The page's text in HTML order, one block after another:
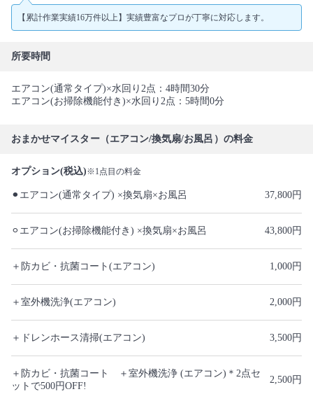
【累計作業実績16万件以上】実績豊富なプロが丁寧に対応します。
所要時間
エアコン(通常タイプ)×水回り2点：4時間30分
エアコン(お掃除機能付き)×水回り2点：5時間0分
おまかせマイスター（エアコン/換気扇/お風呂）の料金
オプション(税込)※1点目の料金
⚫︎エアコン(通常タイプ) ×換気扇×お風呂 37,800円
⚪︎エアコン(お掃除機能付き) ×換気扇×お風呂 43,800円
＋防カビ・抗菌コート(エアコン) 1,000円
＋室外機洗浄(エアコン) 2,000円
＋ドレンホース清掃(エアコン) 3,500円
＋防カビ・抗菌コート ＋室外機洗浄 (エアコン)＊2点セ
ットで500円OFF!
2,500円